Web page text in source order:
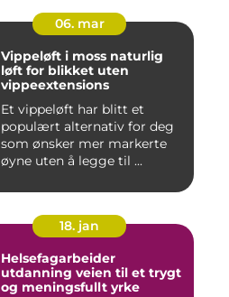
06. mar
Vippeløft i moss naturlig
løft for blikket uten
vippeextensions
Et vippeløft har blitt et
populært alternativ for deg
som ønsker mer markerte
øyne uten å legge til ...
18. jan
Helsefagarbeider
utdanning veien til et trygt
og meningsfullt yrke